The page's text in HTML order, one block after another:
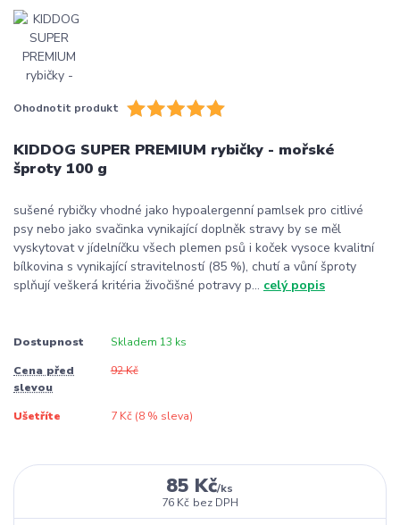
Ohodnotit produkt
KIDDOG SUPER PREMIUM rybičky - mořské
šproty 100 g
sušené rybičky vhodné jako hypoalergenní pamlsek pro citlivé
psy nebo jako svačinka vynikající doplněk stravy by se měl
vyskytovat v jídelníčku všech plemen psů i koček vysoce kvalitní
bílkovina s vynikající stravitelností (85 %), chutí a vůní šproty
splňují veškerá kritéria živočišné potravy p... celý popis
Dostupnost Skladem 13 ks
Cena před
slevou
92 Kč
Ušetříte 7 Kč (8% sleva)
85 Kč/ks
76 Kč bez DPH